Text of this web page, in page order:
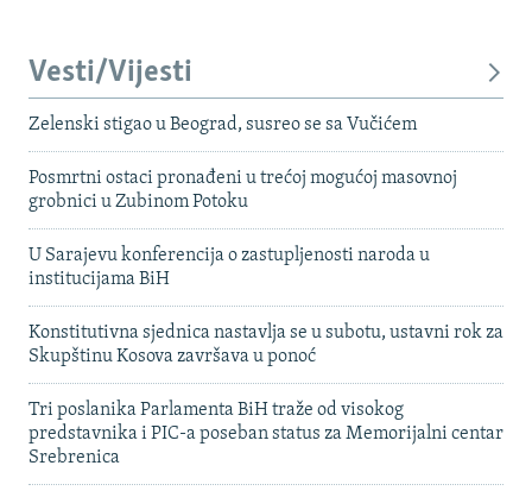
Vesti/Vijesti
Zelenski stigao u Beograd, susreo se sa Vučićem
Posmrtni ostaci pronađeni u trećoj mogućoj masovnoj
grobnici u Zubinom Potoku
U Sarajevu konferencija o zastupljenosti naroda u
institucijama BiH
Konstitutivna sjednica nastavlja se u subotu, ustavni rok za
Skupštinu Kosova završava u ponoć
Tri poslanika Parlamenta BiH traže od visokog
predstavnika i PIC-a poseban status za Memorijalni centar
Srebrenica